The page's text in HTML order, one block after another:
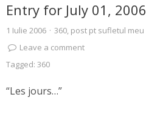
Entry for July 01, 2006
1 Iulie 2006 · 360, post pt sufletul meu
Leave a comment
Tagged: 360
“Les jours…”